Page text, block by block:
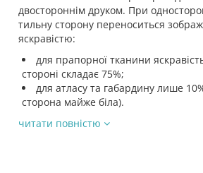
двостороннім друком. При
тильну сторону переноситься
яскравістю:
для прапорної тканини
стороні складає 75%;
для атласу та габардину лише
сторона майже біла).
читати повністю